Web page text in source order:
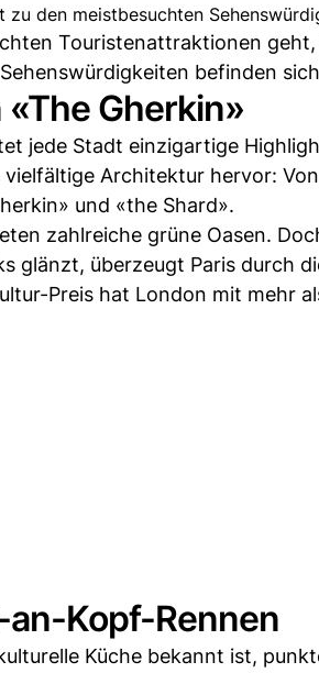
zu den meistbesuchten
Touristenattraktionen
befinden
Gherkin»
jede Stadt einzigartige
Architektur hervor:
und «the Shard».
zahlreiche grüne Oasen.
glänzt, überzeugt Paris durch
Preis hat London mit mehr
Kopf-Rennen
Küche bekannt ist,